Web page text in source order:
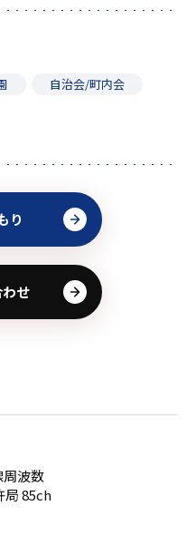
自治会/町内会
り
せ
周波数
局 85ch